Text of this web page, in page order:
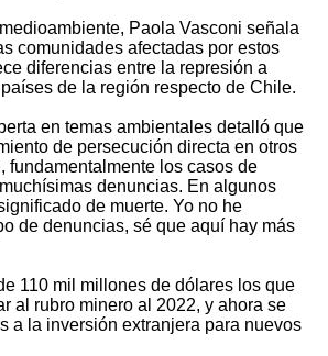
Paola Vasconi señala
comunidades afectadas por estos
diferencias entre la represión a
de la región respecto de Chile.
en temas ambientales detalló que
de persecución directa en otros
fundamentalmente los casos de
denuncias. En algunos
de muerte. Yo no he
de denuncias, sé que aquí hay más
110 mil millones de dólares los que
al rubro minero al 2022, y ahora se
a la inversión extranjera para nuevos